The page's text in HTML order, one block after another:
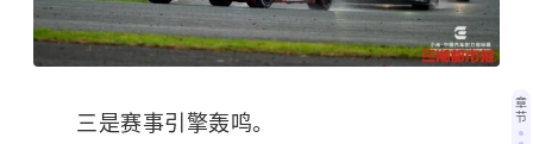
三是赛事引擎轰鸣。
章
节